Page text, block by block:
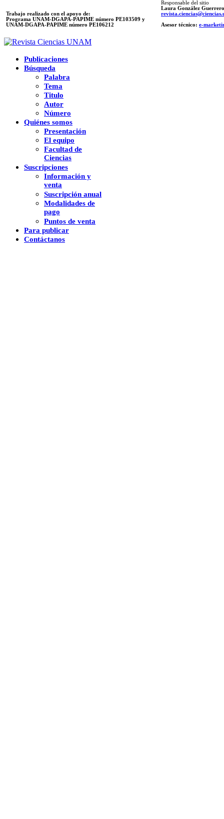
Trabajo realizado con el apoyo de:
Programa UNAM-DGAPA-PAPIME número PE103509 y
UNAM-DGAPA-PAPIME número PE106212
Responsable del sitio
Laura González Guerrero
Asesor técnico: e-
Publicaciones
Búsqueda
Palabra
Tema
Titulo
Autor
Número
Quiénes somos
Presentación
El equipo
Facultad de
Ciencias
Suscripciones
Información y
venta
Suscripción anual
Modalidades de
pago
Puntos de venta
Para publicar
Contáctanos